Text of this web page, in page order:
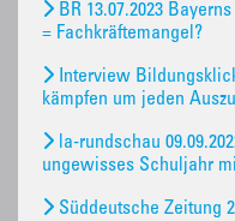
BR 13.07.2023
= Fachkräftemangel?
Interview
kämpfen um jeden
la-rundschau
ungewisses Schuljahr
Süddeutsche Zeitung